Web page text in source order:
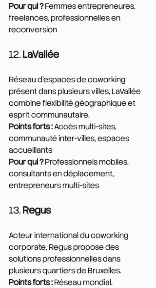
Pour qui ? Femmes entrepreneures,
freelances, professionnelles en
reconversion
12. LaVallée
Réseau d'espaces de coworking
présent dans plusieurs villes, LaVallée
combine flexibilité géographique et
esprit communautaire.
Points forts : Accès multi-sites,
communauté inter-villes, espaces
accueillants
Pour qui ? Professionnels mobiles,
consultants en déplacement,
entrepreneurs multi-sites
13. Regus
Acteur international du coworking
corporate, Regus propose des
solutions professionnelles dans
plusieurs quartiers de Bruxelles.
Points forts : Réseau mondial,